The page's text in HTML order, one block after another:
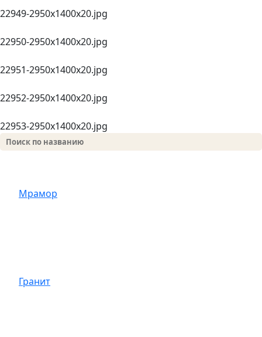
22949-2950х1400x20.jpg
22950-2950х1400x20.jpg
22951-2950х1400x20.jpg
22952-2950х1400x20.jpg
22953-2950х1400x20.jpg
Мрамор
Гранит